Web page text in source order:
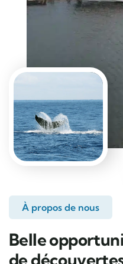
À propos de nous
Belle
de